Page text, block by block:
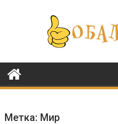
содержимому
Метка: Мир